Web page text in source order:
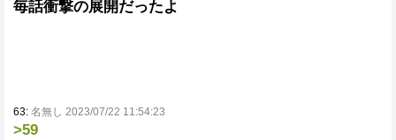
毎話衝撃の展開だったよ
63: 名無し 2023/07/22 11:54:23
>59